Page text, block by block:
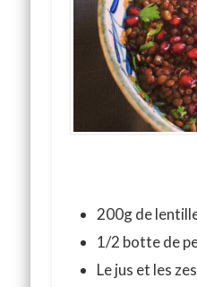
200g de
1/2 botte de
Le jus et les